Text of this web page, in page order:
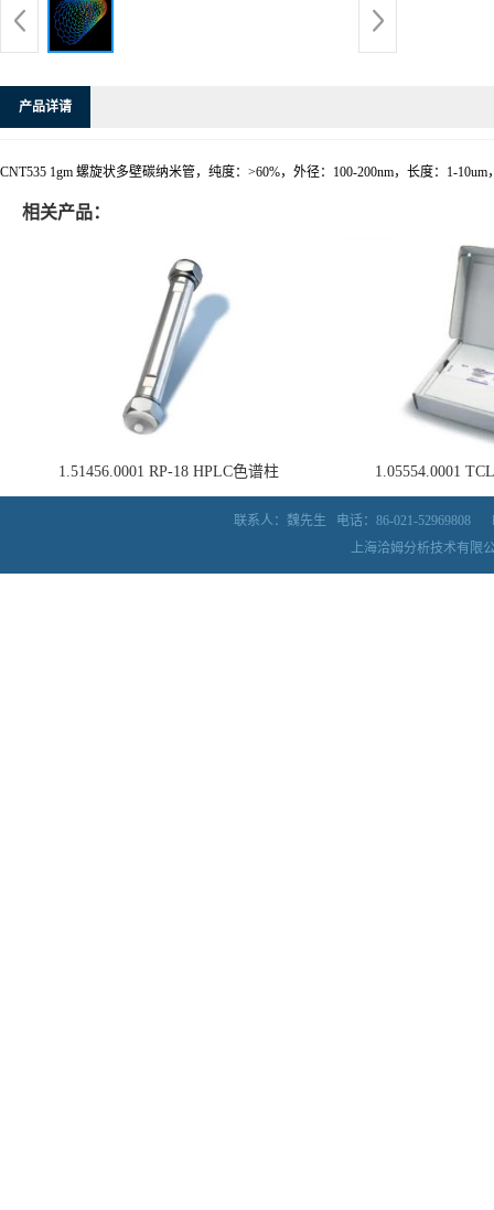
产品详请
CNT535 1gm 螺旋状多壁碳纳米管，纯度：>60%，外径：100-200nm，长度：1-10um
相关产品：
1.51456.0001 RP-18 HPLC色谱柱 1.05554.0001
联系人：魏先生 电话：86-021-52969808
上海洽姆分析技术有限